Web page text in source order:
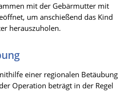
mit der Gebärmutter mit
um anschießend das Kind
herauszuholen.
einer regionalen Betäubung
Operation beträgt in der Regel